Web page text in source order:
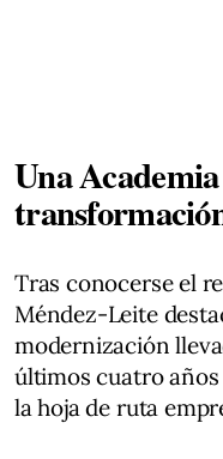
Una
Tras conocerse el
Méndez-Leite
modernización
últimos cuatro
la hoja de ruta